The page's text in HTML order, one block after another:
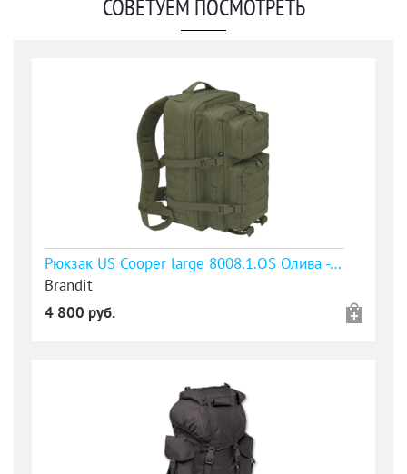
СОВЕТУЕМ ПОСМОТРЕТЬ
Рюкзак US Cooper large 8008.1.OS Олива - уточняйте наличие
Brandit
4 800 руб.